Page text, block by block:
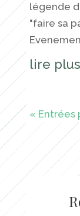
légende
"faire sa
lire plus
« Entrées